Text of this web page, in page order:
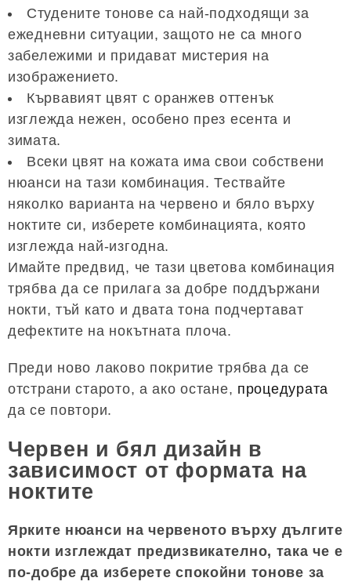
Студените тонове са най-подходящи за
ежедневни ситуации, защото не са много
забележими и придават мистерия на
изображението.
Кървавият цвят с оранжев оттенък
изглежда нежен, особено през есента и
зимата.
Всеки цвят на кожата има свои собствени
нюанси на тази комбинация. Тествайте
няколко варианта на червено и бяло върху
ноктите си, изберете комбинацията, която
изглежда най-изгодна.
Имайте предвид, че тази цветова комбинация
трябва да се прилага за добре поддържани
нокти, тъй като и двата тона подчертават
дефектите на нокътната плоча.
Преди ново лаково покритие трябва да се
отстрани старото, а ако остане, процедурата
да се повтори.
Червен и бял дизайн в
зависимост от формата на
ноктите
Ярките нюанси на червеното върху дългите
нокти изглеждат предизвикателно, така че е
по-добре да изберете спокойни тонове за